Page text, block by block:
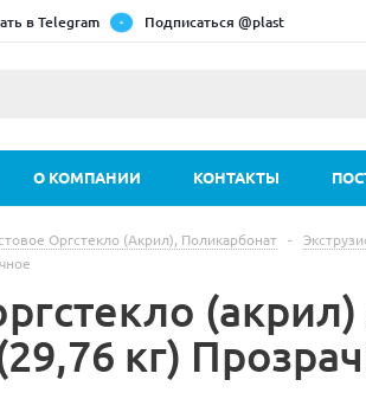
в Telegram Подписаться @plast
О КОМПАНИИ КОНТАКТЫ
Оргстекло (Акрил), Поликарбонат -
кг)